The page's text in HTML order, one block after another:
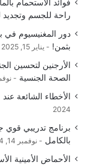
و
ك
فوائد الاستحمام
راحة للجسم
دور المغنيسيوم في
بثمن!
يناير 15, 2025
الأرجنين لتحسين
الصحة الجنسية
نوفمبر
الأخطاء الشائعة
2024
برنامج تدريبي قوي
بالكامل
نوفمبر 14, 2024